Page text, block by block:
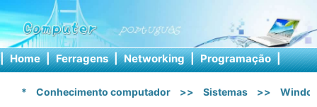
| Home | Ferragens | Networking | Programação |
* Conhecimento computador >> Sistemas >>